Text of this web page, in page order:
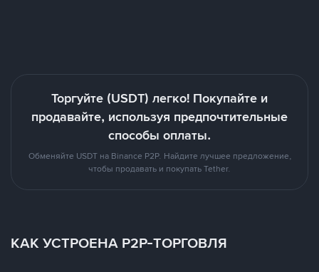
Торгуйте (USDT) легко! Покупайте и
продавайте, используя предпочтительные
способы оплаты.
Обменяйте USDT на Binance P2P. Найдите лучшее предложение,
чтобы продавать и покупать Tether.
КАК УСТРОЕНА P2P-ТОРГОВЛЯ